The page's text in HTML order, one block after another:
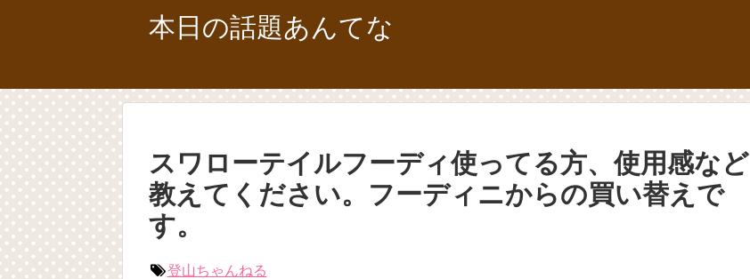
本日の話題あんてな
スワローテイルフーディ使ってる方、使用感など
教えてください。フーディニからの買い替えで
す。
登山ちゃんねる